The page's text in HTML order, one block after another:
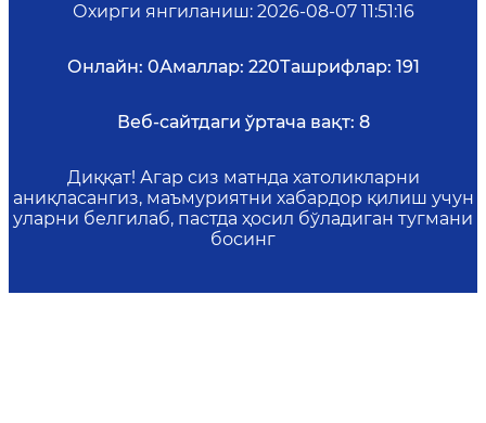
Охирги янгиланиш: 2026-08-07 11:51:16
Онлайн: 0Амаллар: 220Ташрифлар: 191
Веб-сайтдаги ўртача вақт: 8
Диққат! Агар сиз матнда хатоликларни
аниқласангиз, маъмуриятни хабардор қилиш учун
уларни белгилаб, пастда ҳосил бўладиган тугмани
босинг